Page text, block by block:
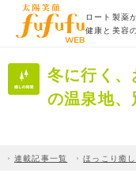
ロート製薬
健康と美容
冬に行く
の温泉地
連載記事一覧 ほっこり癒